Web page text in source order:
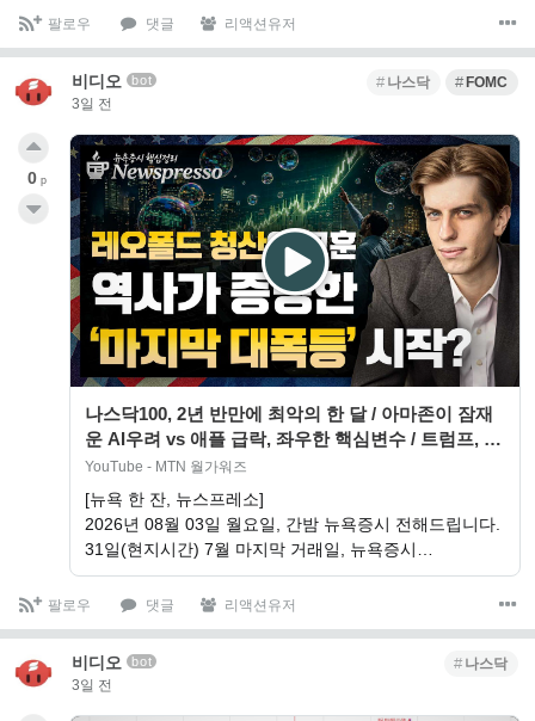
팔로우 댓글 리액션유저
비디오 bot
3일 전
나스닥 FOMC
나스닥100, 2년 반만에 최악의 한 달 / 아마존이 잠재
운 AI우려 vs 애플 급락, 좌우한 핵심변수 / 트럼프, 이
란 공격 취소 / 美日…
YouTube - MTN 월가워즈
[뉴욕 한 잔, 뉴스프레소]
2026년 08월 03일 월요일, 간밤 뉴욕증시 전해드립니다.
31일(현지시간) 7월 마지막 거래일, 뉴욕증시…
0 p
팔로우 댓글 리액션유저
비디오 bot
3일 전
나스닥